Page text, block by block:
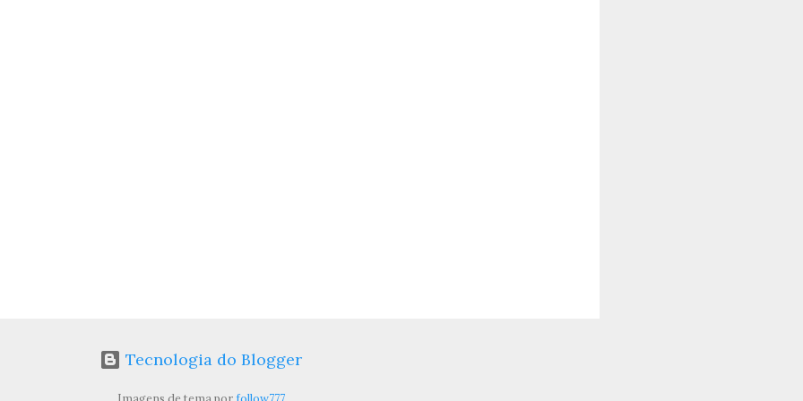
Tecnologia do Blogger